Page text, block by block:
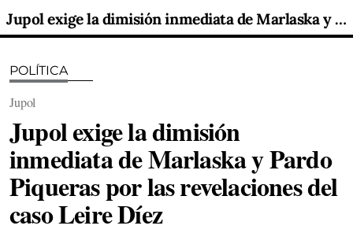
Jupol exige la dimisión inmediata de Marlaska y Pardo Piqueras por las revelaciones del caso Leire Díez
POLÍTICA
Jupol
Jupol exige la dimisión
inmediata de Marlaska y Pardo
Piqueras por las revelaciones del
caso Leire Díez